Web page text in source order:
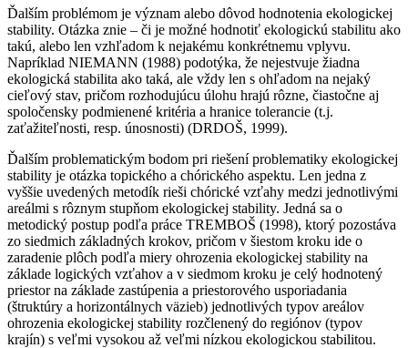
Ďalším problémom je význam alebo dôvod hodnotenia ekologickej
stability. Otázka znie – či je možné hodnotiť ekologickú stabilitu ako
takú, alebo len vzhľadom k nejakému konkrétnemu vplyvu.
Napríklad NIEMANN (1988) podotýka, že nejestvuje žiadna
ekologická stabilita ako taká, ale vždy len s ohľadom na nejaký
cieľový stav, pričom rozhodujúcu úlohu hrajú rôzne, čiastočne aj
spoločensky podmienené kritéria a hranice tolerancie (t.j.
zaťažiteľnosti, resp. únosnosti) (DRDOŠ, 1999).
Ďalším problematickým bodom pri riešení problematiky ekologickej
stability je otázka topického a chórického aspektu. Len jedna z
vyššie uvedených metodík rieši chórické vzťahy medzi jednotlivými
areálmi s rôznym stupňom ekologickej stability. Jedná sa o
metodický postup podľa práce TREMBOŠ (1998), ktorý pozostáva
zo siedmich základných krokov, pričom v šiestom kroku ide o
zaradenie plôch podľa miery ohrozenia ekologickej stability na
základe logických vzťahov a v siedmom kroku je celý hodnotený
priestor na základe zastúpenia a priestorového usporiadania
(štruktúry a horizontálnych väzieb) jednotlivých typov areálov
ohrozenia ekologickej stability rozčlenený do regiónov (typov
krajín) s veľmi vysokou až veľmi nízkou ekologickou stabilitou.